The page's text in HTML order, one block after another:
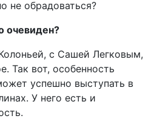
не обрадоваться?
очевиден?
с Сашей Легковым,
Так вот, особенность
успешно выступать в
У него есть и